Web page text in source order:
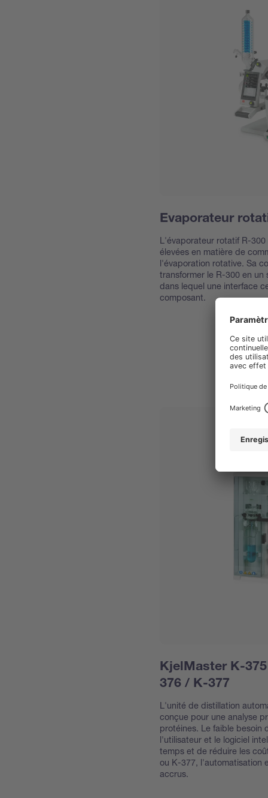
Evaporateur
L'évaporateur rotatif R-
élevées en matière de
l'évaporation rotative. Sa
transformer le R-300 en
dans lequel une interface
composant.
KjelMaster K-
376 / K-377
L'unité de distillation
conçue pour une analyse
protéines. Le faible besoin
l'utilisateur et le logiciel
temps et de réduire les
ou K-377, l'automatisation
accrus.